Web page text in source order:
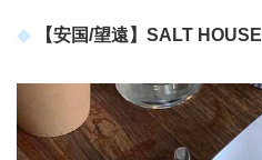
【安国/望遠】SALT HOUSE